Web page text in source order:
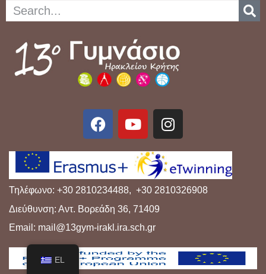
Τηλέφωνο: +30 2810234488, +30 2810326908
Διεύθυνση: Αντ. Βορεάδη 36, 71409
Email: mail@13gym-irakl.ira.sch.gr
EL